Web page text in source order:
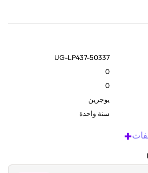
تنقلك مع حقيبة الكمبيوتر المحمول هذه.
ثلاث طبقات ومواد مقاومة للماء، تضمن حماية
تتميز هذه الحقيبة بجيوب منظمة، وإسفنج
رمادية احترافية، مما يجعلها مثالية للأعمال
UG-LP437-50337
0
0
يوجرين
سنة واحدة
+